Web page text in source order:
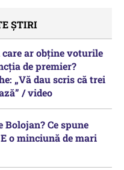
ȘTIRI
care ar obține voturile
de premier?
„Vă dau scris că trei
/ video
Bolojan? Ce spune
o minciună de mari